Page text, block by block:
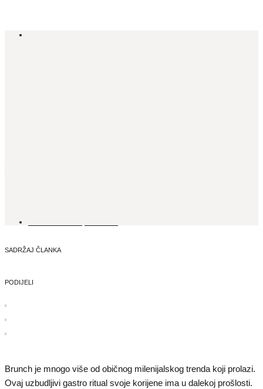
SADRŽAJ ČLANKA
PODIJELI
Brunch je mnogo više od običnog milenijalskog trenda koji prolazi.
Ovaj uzbudljivi gastro ritual svoje korijene ima u dalekoj prošlosti.